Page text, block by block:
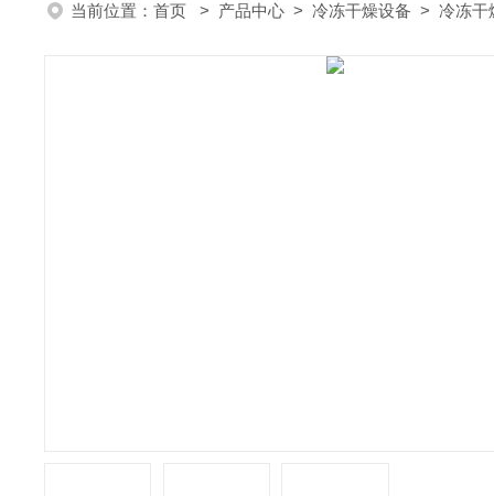
当前位置： 首页 > 产品中心 > 冷冻干燥设备 > 冷冻干